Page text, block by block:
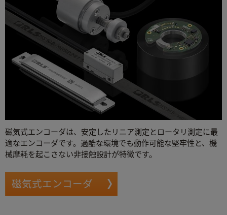
磁気式エンコーダは、安定したリニア測定とロータリ測定に最
適なエンコーダです。過酷な環境でも動作可能な堅牢性と、機
械摩耗を起こさない非接触設計が特徴です。
磁気式エンコーダ